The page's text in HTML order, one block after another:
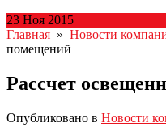
23 Ноя 2015
Главная » Новости
помещений
Рассчет
Опубликовано в Новости